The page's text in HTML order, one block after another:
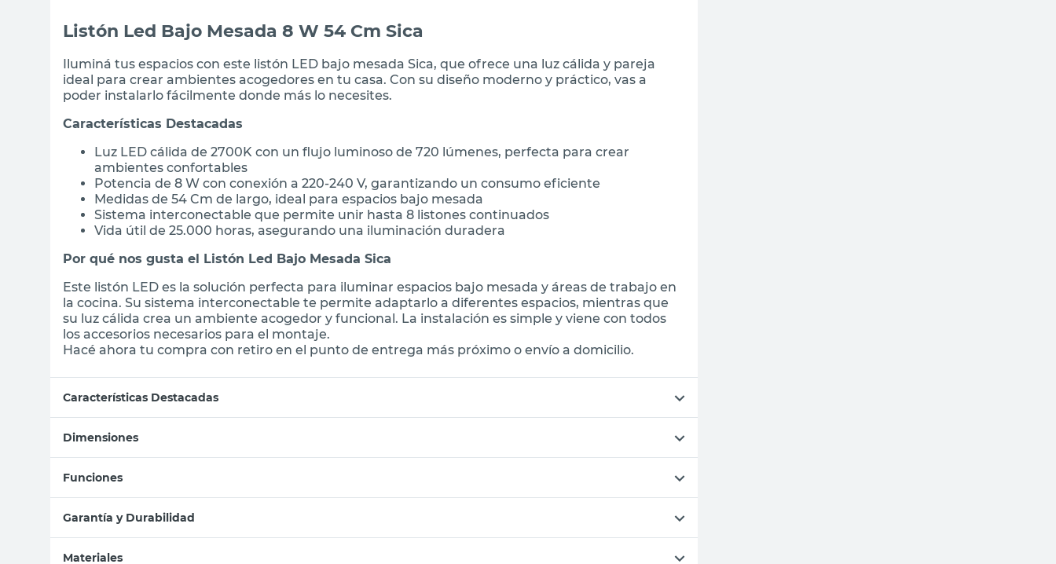
Listón Led Bajo Mesada 8 W 54 Cm Sica
Iluminá tus espacios con este listón LED bajo mesada Sica, que ofrece una luz cálida y pareja
ideal para crear ambientes acogedores en tu casa. Con su diseño moderno y práctico, vas a
poder instalarlo fácilmente donde más lo necesites.
Características Destacadas
Luz LED cálida de 2700K con un flujo luminoso de 720 lúmenes, perfecta para crear
ambientes confortables
Potencia de 8 W con conexión a 220-240 V, garantizando un consumo eficiente
Medidas de 54 Cm de largo, ideal para espacios bajo mesada
Sistema interconectable que permite unir hasta 8 listones continuados
Vida útil de 25.000 horas, asegurando una iluminación duradera
Por qué nos gusta el Listón Led Bajo Mesada Sica
Este listón LED es la solución perfecta para iluminar espacios bajo mesada y áreas de trabajo en
la cocina. Su sistema interconectable te permite adaptarlo a diferentes espacios, mientras que
su luz cálida crea un ambiente acogedor y funcional. La instalación es simple y viene con todos
los accesorios necesarios para el montaje.
Hacé ahora tu compra con retiro en el punto de entrega más próximo o envío a domicilio.
Características Destacadas
Dimensiones
Funciones
Garantía y Durabilidad
Materiales